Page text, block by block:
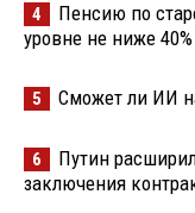
4
Пенсию по
уровне не ниже
5 Сможет ли ИИ
6
Путин
заключения